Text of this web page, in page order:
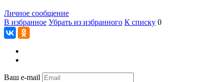
Личное сообщение
В избранное Убрать из избранного К списку 0
Ваш e-mail